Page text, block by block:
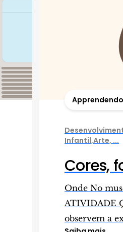
Apprendendo
Infantil,Arte, ...
Cores,
Onde No
ATIVIDADE
observem a